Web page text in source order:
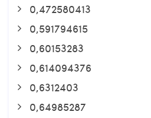
0,472580413
0,591794615
0,60153283
0,614094376
0,6312403
0,64985287